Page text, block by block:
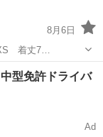
8月6日
着丈7…
BURTON
型免許ドライバ
Ad